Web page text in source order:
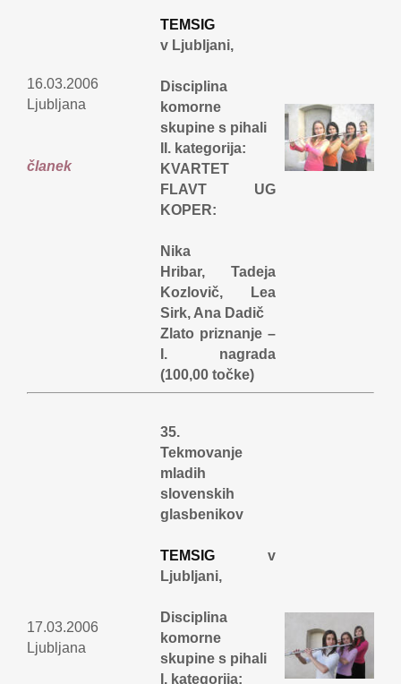
16.03.2006
Ljubljana
članek
TEMSIG
v Ljubljani,
Disciplina
komorne
skupine s pihali
II. kategorija:
KVARTET
FLAVT UG
KOPER:
Nika
Hribar, Tadeja
Kozlovič, Lea
Sirk, Ana Dadič
Zlato priznanje –
I. nagrada
(100,00 točke)
17.03.2006
Ljubljana
35.
Tekmovanje
mladih
slovenskih
glasbenikov
TEMSIG v
Ljubljani,
Disciplina
komorne
skupine s pihali
I. kategorija: